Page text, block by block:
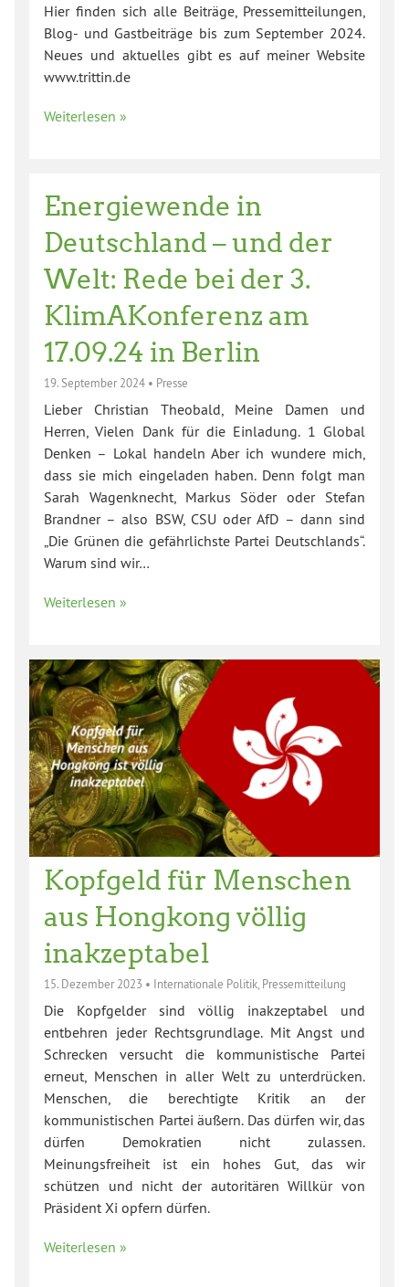
Hier finden sich alle Beiträge, Pressemitteilungen,
Blog- und Gastbeiträge bis zum September 2024.
Neues und aktuelles gibt es auf meiner Website
www.trittin.de
Weiterlesen »
Energiewende in
Deutschland – und der
Welt: Rede bei der 3.
KlimAKonferenz am
17.09.24 in Berlin
19. September 2024 • Presse
Lieber Christian Theobald, Meine Damen und
Herren, Vielen Dank für die Einladung. 1 Global
Denken – Lokal handeln Aber ich wundere mich,
dass sie mich eingeladen haben. Denn folgt man
Sarah Wagenknecht, Markus Söder oder Stefan
Brandner – also BSW, CSU oder AfD – dann sind
„Die Grünen die gefährlichste Partei Deutschlands“.
Warum sind wir…
Weiterlesen »
Kopfgeld für Menschen
aus Hongkong völlig
inakzeptabel
15. Dezember 2023 • Internationale Politik, Pressemitteilung
Die Kopfgelder sind völlig inakzeptabel und
entbehren jeder Rechtsgrundlage. Mit Angst und
Schrecken versucht die kommunistische Partei
erneut, Menschen in aller Welt zu unterdrücken.
Menschen, die berechtigte Kritik an der
kommunistischen Partei äußern. Das dürfen wir, das
dürfen Demokratien nicht zulassen.
Meinungsfreiheit ist ein hohes Gut, das wir
schützen und nicht der autoritären Willkür von
Präsident Xi opfern dürfen.
Weiterlesen »